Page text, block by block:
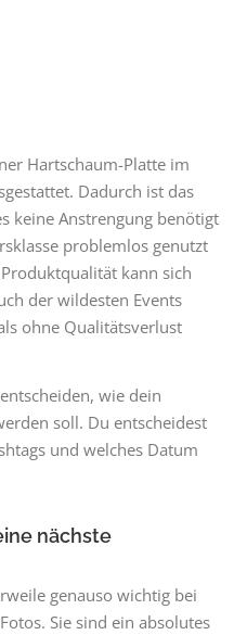
Hartschaum-Platte im
Dadurch ist das
keine Anstrengung benötigt
problemlos genutzt
kann sich
der wildesten Events
ohne Qualitätsverlust
wie dein
soll. Du entscheidest
und welches Datum
nächste
genauso wichtig bei
Sie sind ein absolutes